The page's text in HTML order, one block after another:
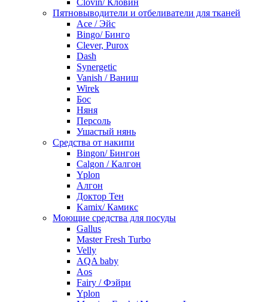
Clovin/ Кловин
Пятновыводители и отбеливатели для тканей
Ace / Эйс
Bingo/ Бинго
Clever, Purox
Dash
Synergetic
Vanish / Ваниш
Wirek
Бос
Няня
Персоль
Ушастый нянь
Средства от накипи
Bingon/ Бингон
Calgon / Калгон
Yplon
Алгон
Доктор Тен
Kamix/ Камикс
Моющие средства для посуды
Gallus
Master Fresh Turbo
Velly
AQA baby
Aos
Fairy / Фэйри
Yplon